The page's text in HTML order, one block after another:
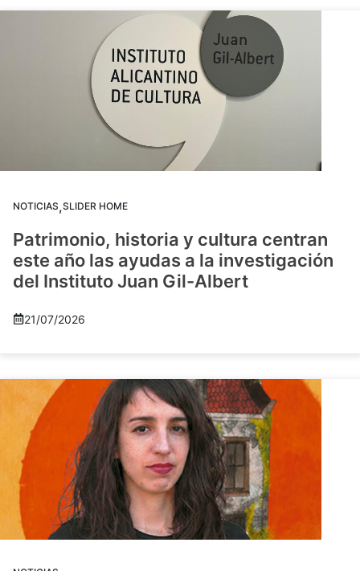
NOTICIAS,SLIDER HOME
Patrimonio, historia y cultura centran
este año las ayudas a la investigación
del Instituto Juan Gil-Albert
21/07/2026